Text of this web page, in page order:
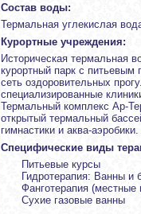
Состав воды:
Термальная углекислая
Курортные учреждения:
Историческая термальная
курортный парк с питьевым
сеть оздоровительных
специализированные
Термальный комплекс Ар-
открытый термальный
гимнастики и аква-аэробики.
Специфические виды
Питьевые курсы
Гидротерапия: Ванны и
Фанготерапия (местные
Сухие газовые ванны